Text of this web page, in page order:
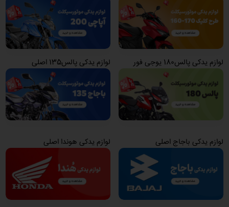
لوازم یدکی پالس180 یوجی فور لوازم یدکی پالس135 اصلی
لوازم یدکی باجاج اصلی لوازم یدکی هوندا اصلی